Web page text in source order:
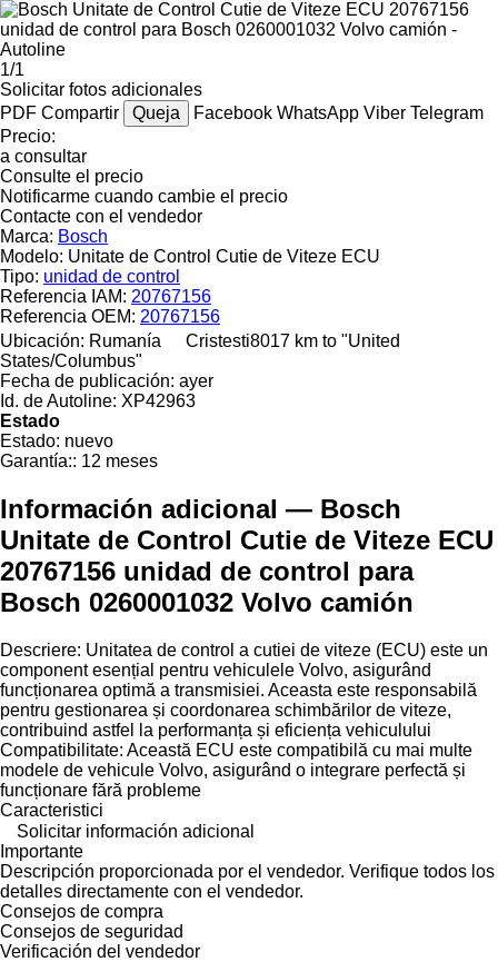
1/1
Solicitar fotos adicionales
PDF Compartir Queja Facebook WhatsApp Viber Telegram
Precio:
a consultar
Consulte el precio
Notificarme cuando cambie el precio
Contacte con el vendedor
Marca: Bosch
Modelo: Unitate de Control Cutie de Viteze ECU
Tipo: unidad de control
Referencia IAM: 20767156
Referencia OEM: 20767156
Ubicación: Rumanía Cristesti8017 km to "United
States/Columbus"
Fecha de publicación: ayer
Id. de Autoline: XP42963
Estado
Estado: nuevo
Garantía:: 12 meses
Información adicional — Bosch
Unitate de Control Cutie de Viteze ECU
20767156 unidad de control para
Bosch 0260001032 Volvo camión
Descriere: Unitatea de control a cutiei de viteze (ECU) este un
component esențial pentru vehiculele Volvo, asigurând
funcționarea optimă a transmisiei. Aceasta este responsabilă
pentru gestionarea și coordonarea schimbărilor de viteze,
contribuind astfel la performanța și eficiența vehiculului
Compatibilitate: Această ECU este compatibilă cu mai multe
modele de vehicule Volvo, asigurând o integrare perfectă și
funcționare fără probleme
Caracteristici
Solicitar información adicional
Importante
Descripción proporcionada por el vendedor. Verifique todos los
detalles directamente con el vendedor.
Consejos de compra
Consejos de seguridad
Verificación del vendedor